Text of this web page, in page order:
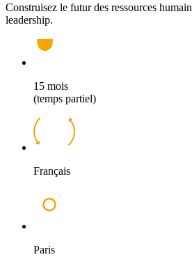
Construisez le futur des ressources
leadership.
15 mois
(temps partiel)
Français
Paris